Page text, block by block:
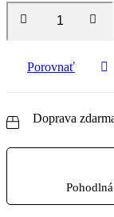
Porovnať
Doprava